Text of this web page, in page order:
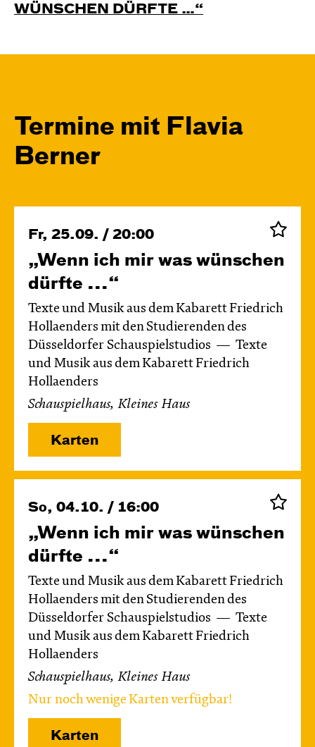
WÜNSCHEN DÜRFTE …“
Termine mit Flavia
Berner
Fr, 25.09. / 20:00
„Wenn ich mir was wünschen
dürfte ...“
Texte und Musik aus dem Kabarett Friedrich
Hollaenders mit den Studierenden des
Düsseldorfer Schauspielstudios
Texte
und Musik aus dem Kabarett Friedrich
Hollaenders
Schauspielhaus, Kleines Haus
Karten
So, 04.10. / 16:00
„Wenn ich mir was wünschen
dürfte ...“
Texte und Musik aus dem Kabarett Friedrich
Hollaenders mit den Studierenden des
Düsseldorfer Schauspielstudios
Texte
und Musik aus dem Kabarett Friedrich
Hollaenders
Schauspielhaus, Kleines Haus
Nur noch wenige Karten verfügbar!
Karten